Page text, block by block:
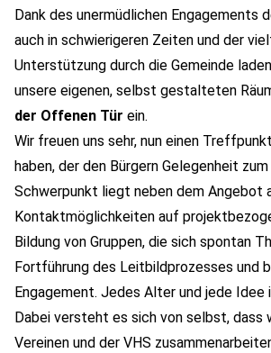
Dank des unermüdlichen Engagements
auch in schwierigeren Zeiten und der
Unterstützung durch die Gemeinde
unsere eigenen, selbst gestalteten
der Offenen Tür ein.
Wir freuen uns sehr, nun einen
haben, der den Bürgern Gelegenheit
Schwerpunkt liegt neben dem Angebot
Kontaktmöglichkeiten auf
Bildung von Gruppen, die sich spontan
Fortführung des Leitbildprozesses und
Engagement. Jedes Alter und jede Idee
Dabei versteht es sich von selbst, dass
Vereinen und der VHS